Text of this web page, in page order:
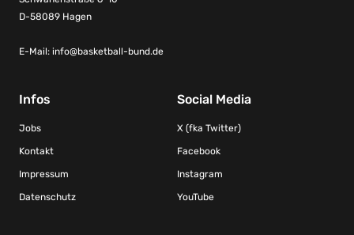
D-58089 Hagen
E-Mail: info@basketball-bund.de
Infos
Jobs
Kontakt
Impressum
Datenschutz
Social Media
X (fka Twitter)
Facebook
Instagram
YouTube